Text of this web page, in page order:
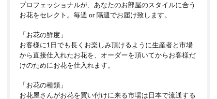
プロフェッショナルが、あなたのお部屋のスタイルに合う
お花をセレクト。毎週 or 隔週でお届け致します。
「お花の鮮度」
お客様に1日でも長くお楽しみ頂けるように生産者と市場
から直接仕入れたお花を、オーダーを頂いてからお客様だ
けのためにお花を仕入れます。
「お花の種類」
お花屋さんがお花を買い付けに来る市場は日本で流通する